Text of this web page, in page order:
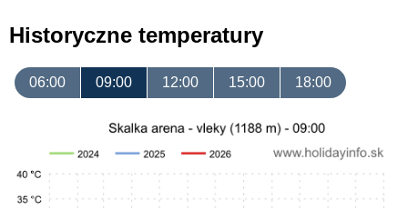
Historyczne temperatury
06:00 09:00 12:00 15:00 18:00